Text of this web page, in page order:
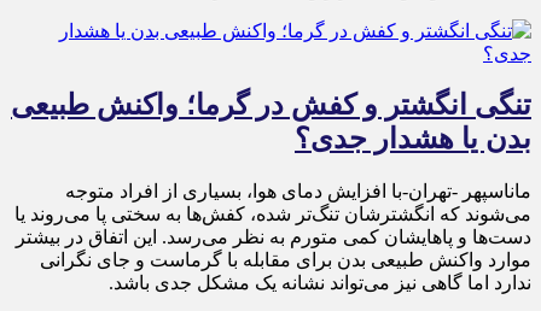
تنگی انگشتر و کفش در گرما؛ واکنش طبیعی
بدن یا هشدار جدی؟
ماناسپهر -تهران-با افزایش دمای هوا، بسیاری از افراد متوجه
می‌شوند که انگشترشان تنگ‌تر شده، کفش‌ها به سختی پا می‌روند یا
دست‌ها و پاهایشان کمی متورم به نظر می‌رسد. این اتفاق در بیشتر
موارد واکنش طبیعی بدن برای مقابله با گرماست و جای نگرانی
ندارد اما گاهی نیز می‌تواند نشانه یک مشکل جدی باشد.